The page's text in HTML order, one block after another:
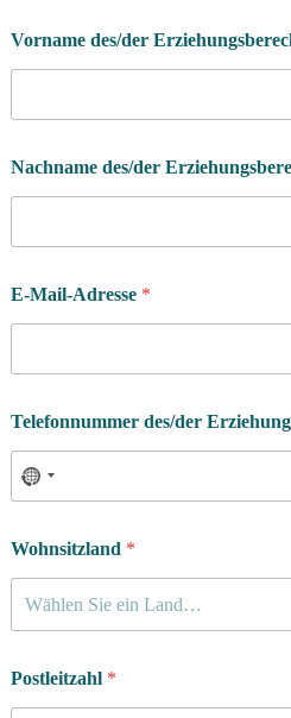
e
r
c
h
Vorname des/der
Nachname des/der
E-Mail-Adresse *
Telefonnummer des/der
Wohnsitzland *
Wählen Sie ein Land…
Postleitzahl *